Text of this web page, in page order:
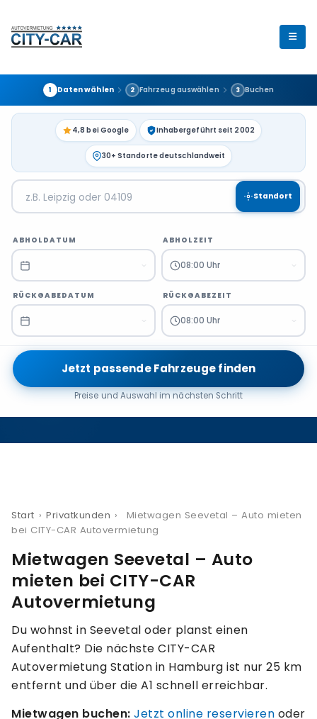
1 Daten wählen 2 Fahrzeug auswählen 3 Buchen
4,8 bei Google Inhabergeführt seit 2002
30+ Standorte deutschlandweit
Standort
ABHOLDATUM ABHOLZEIT
08:00 Uhr
RÜCKGABEDATUM RÜCKGABEZEIT
08:00 Uhr
Jetzt passende Fahrzeuge finden
Preise und Auswahl im nächsten Schritt
Start › Privatkunden ›
Mietwagen Seevetal – Auto mieten
bei CITY-CAR Autovermietung
Mietwagen Seevetal – Auto
mieten bei CITY-CAR
Autovermietung
Du wohnst in Seevetal oder planst einen
Aufenthalt? Die nächste CITY-CAR
Autovermietung Station in Hamburg ist nur 25 km
entfernt und über die A1 schnell erreichbar.
Mietwagen buchen: Jetzt online reservieren oder